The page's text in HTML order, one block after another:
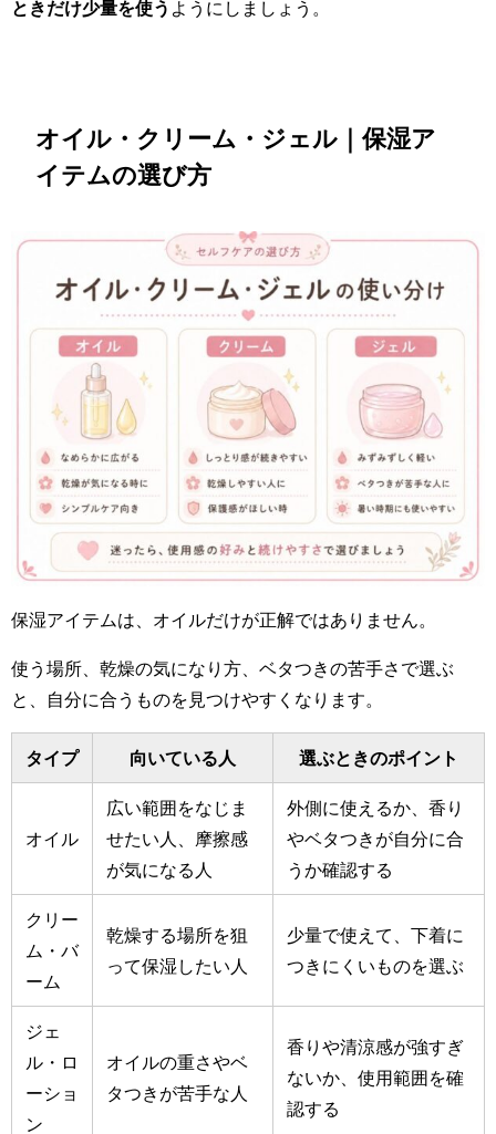
ときだけ少量を使う ようにしましょう。
オイル・クリーム・ジェル｜保湿ア
イテムの選び方
保湿アイテムは、オイルだけが正解ではありません。
使う場所、乾燥の気になり方、ベタつきの苦手さで選ぶ
と、自分に合うものを見つけやすくなります。
タイプ 向いている人 選ぶときのポイント
オイル
広い範囲をなじま
せたい人、摩擦感
が気になる人
外側に使えるか、香り
やベタつきが自分に合
うか確認する
クリー
ム・バ
ーム
乾燥する場所を狙
って保湿したい人
少量で使えて、下着に
つきにくいものを選ぶ
ジェ
ル・ロ
ーショ
ン
オイルの重さやベ
タつきが苦手な人
香りや清涼感が強すぎ
ないか、使用範囲を確
認する